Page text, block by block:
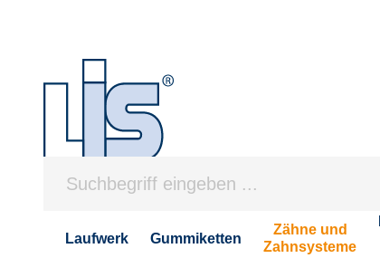
Laufwerk Gummiketten
Zähne und
Zahnsysteme